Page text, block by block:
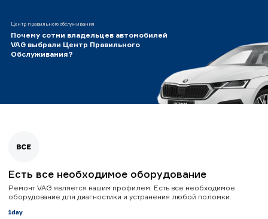
Центр правильного обслуживания
Почему сотни владельцев автомобилей
VAG выбрали Центр Правильного
Обслуживания?
Есть все необходимое оборудование
Ремонт VAG является нашим профилем. Есть все необходимое
оборудование для диагностики и устранения любой поломки.